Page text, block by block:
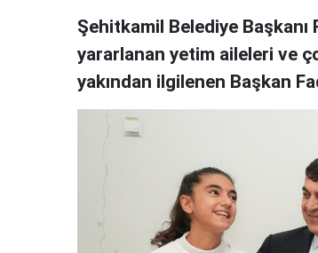
Şehitkamil Belediye Başkanı
yararlanan yetim aileleri ve
yakından ilgilenen Başkan